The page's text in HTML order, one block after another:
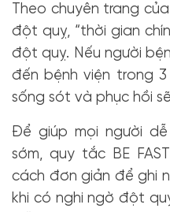
Theo chuyên trang
đột quỵ, “thời gian
đột quỵ. Nếu người
đến bệnh viện trong
sống sót và phục hồi
Để giúp mọi người
sớm, quy tắc BE
cách đơn giản để ghi
khi có nghi ngờ đột